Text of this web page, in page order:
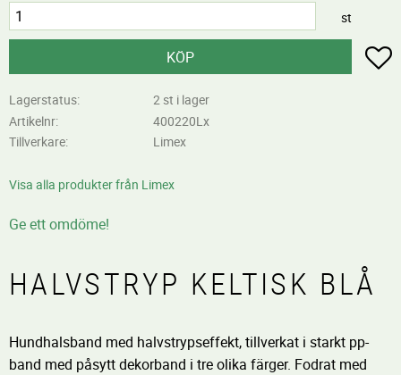
st
KÖP
Lagerstatus
2 st i lager
Artikelnr
400220Lx
Tillverkare
Limex
Visa alla produkter från Limex
Ge ett omdöme!
HALVSTRYP KELTISK BLÅ
Hundhalsband med halvstrypseffekt, tillverkat i starkt pp-
band med påsytt dekorband i tre olika färger. Fodrat med